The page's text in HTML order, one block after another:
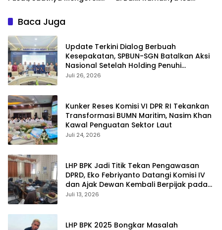
Kabupaten Situbondo.
Baca Juga
Update Terkini Dialog Berbuah
Kesepakatan, SPBUN-SGN Batalkan Aksi
Nasional Setelah Holding Penuhi
Sejumlah Aspirasi
Juli 26, 2026
Kunker Reses Komisi VI DPR RI Tekankan
Transformasi BUMN Maritim, Nasim Khan
Kawal Penguatan Sektor Laut
Juli 24, 2026
LHP BPK Jadi Titik Tekan Pengawasan
DPRD, Eko Febriyanto Datangi Komisi IV
dan Ajak Dewan Kembali Berpijak pada
Dokumen Resmi Negara
Juli 13, 2026
LHP BPK 2025 Bongkar Masalah